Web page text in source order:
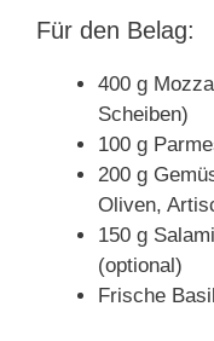
Für den Belag:
400 g
Scheiben)
100 g
200 g
Oliven,
150 g
(optional)
Frische